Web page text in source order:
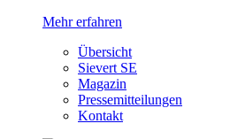
Mehr erfahren
Übersicht
Sievert SE
Magazin
Pressemitteilungen
Kontakt